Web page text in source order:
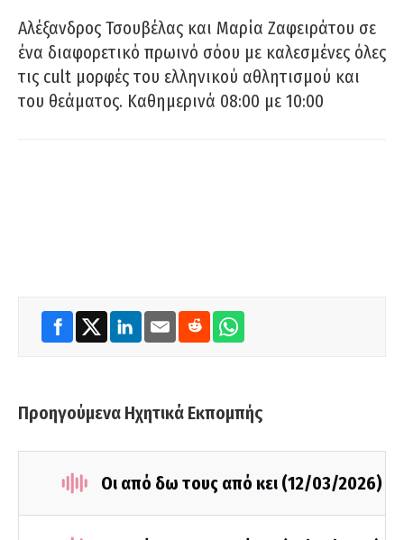
Αλέξανδρος Τσουβέλας και Μαρία Ζαφειράτου σε
ένα διαφορετικό πρωινό σόου με καλεσμένες όλες
τις cult μορφές του ελληνικού αθλητισμού και
του θεάματος. Καθημερινά 08:00 με 10:00
Προηγούμενα Ηχητικά Εκπομπής
Οι από δω τους από κει (12/03/2026)